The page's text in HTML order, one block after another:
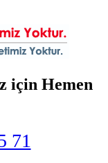
için Hemen
71